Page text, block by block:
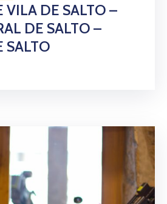
VILA DE SALTO –
DE SALTO –
SALTO